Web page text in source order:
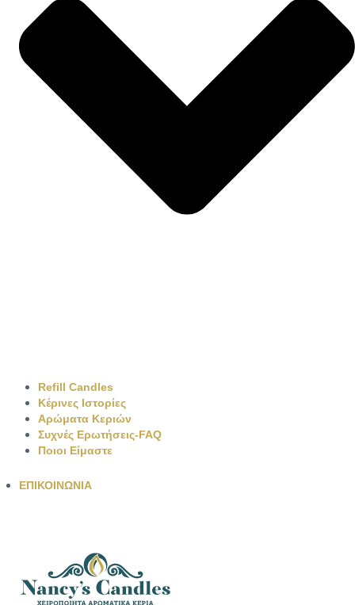
Refill Candles
Κέρινες Ιστορίες
Αρώματα Κεριών
Συχνές Ερωτήσεις-FAQ
Ποιοι Είμαστε
ΕΠΙΚΟΙΝΩΝΙΑ